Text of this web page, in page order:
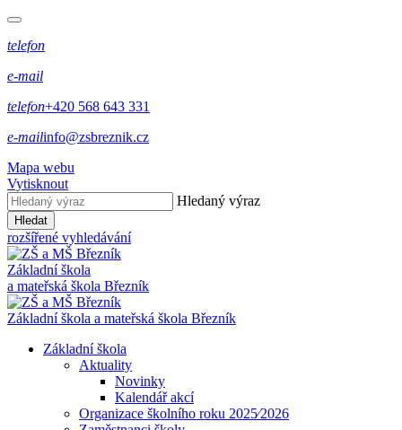
telefon
e-mail
telefon+420 568 643 331
e-mailinfo@zsbreznik.cz
Mapa webu
Vytisknout
Hledaný výraz
Hledat
rozšířené vyhledávání
Základní škola
a mateřská škola Březník
Základní škola a mateřská škola Březník
Základní škola
Aktuality
Novinky
Kalendář akcí
Organizace školního roku 2025⁄2026